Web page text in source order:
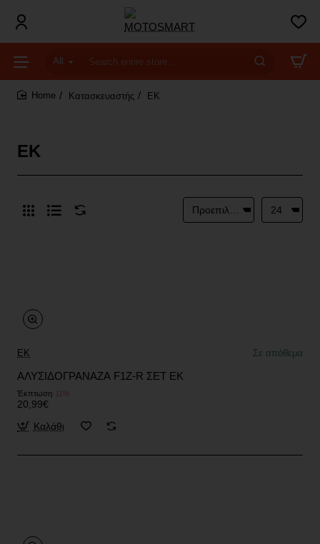
All
store...
Κατασκευαστής EK
EK
EK Σε απόθεμα
ΑΛΥΣΙΔΟΓΡΑΝΑΖΑ F1Z-R ΣΕΤ EK
Έκπτωση-11%
20,99€
Καλάθι